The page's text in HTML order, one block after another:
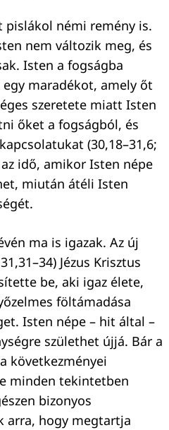
pislákol némi remény is.
nem változik meg, és
Isten a fogságba
maradékot, amely őt
szeretete miatt Isten
őket a fogságból, és
(30,18–31,6;
az idő, amikor Isten népe
miután átéli Isten
ma is igazak. Az új
Jézus Krisztus
be, aki igaz élete,
föltámadása
Isten népe – hit által –
születhet újjá. Bár a
következményei
minden tekintetben
bizonyos
arra, hogy megtartja